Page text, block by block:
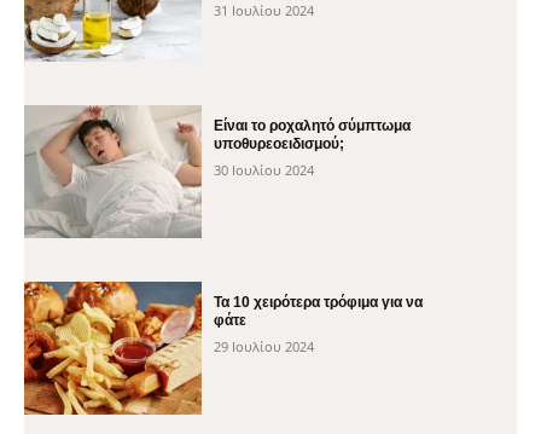
31 Ιουλίου 2024
Είναι το ροχαλητό σύμπτωμα
υποθυρεοειδισμού;
30 Ιουλίου 2024
Τα 10 χειρότερα τρόφιμα για να
φάτε
29 Ιουλίου 2024